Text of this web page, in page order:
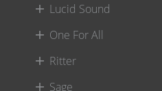
Lucid Sound
One For All
Ritter
Sage